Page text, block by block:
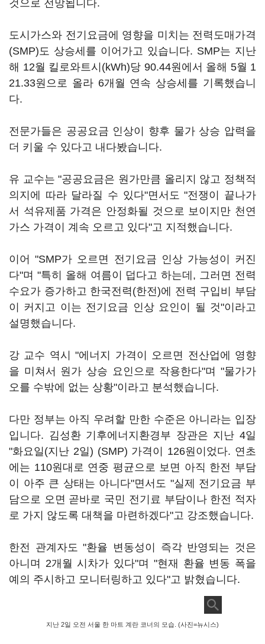
것으로 전망됩니다.
도시가스와 전기요금에 영향을 미치는 전력도매가격
(SMP)도 상승세를 이어가고 있습니다. SMP는 지난
해 12월 킬로와트시(kWh)당 90.44원에서 올해 5월 1
21.33원으로 올라 6개월 연속 상승세를 기록했습니
다.
전문가들은 공공요금 인상이 향후 물가 상승 압력을
더 키울 수 있다고 내다봤습니다.
유 교수는 "공공요금은 원가만큼 올리지 않고 정책적
의지에 따라 달라질 수 있다"면서도 "전쟁이 끝나가
서 석유제품 가격은 안정화될 것으로 보이지만 천연
가스 가격이 계속 오르고 있다"고 지적했습니다.
이어 "SMP가 오르면 전기요금 인상 가능성이 커진
다"며 "특히 올해 여름이 덥다고 하는데, 그러면 전력
수요가 증가하고 한국전력(한전)에 전력 구입비 부담
이 커지고 이는 전기요금 인상 요인이 될 것"이라고
설명했습니다.
강 교수 역시 "에너지 가격이 오르면 전산업에 영향
을 미쳐서 원가 상승 요인으로 작용한다"며 "물가가
오를 수밖에 없는 상황"이라고 분석했습니다.
다만 정부는 아직 우려할 만한 수준은 아니라는 입장
입니다. 김성환 기후에너지환경부 장관은 지난 4일
"화요일(지난 2일) (SMP) 가격이 126원이었다. 연초
에는 110원대로 연중 평균으로 보면 아직 한전 부담
이 아주 큰 상태는 아니다"면서도 "실제 전기요금 부
담으로 오면 곧바로 국민 전기료 부담이나 한전 적자
로 가지 않도록 대책을 마련하겠다"고 강조했습니다.
한전 관계자도 "환율 변동성이 즉각 반영되는 것은
아니며 2개월 시차가 있다"며 "현재 환율 변동 폭을
예의 주시하고 모니터링하고 있다"고 밝혔습니다.
지난 2일 오전 서울 한 마트 계란 코너의 모습. (사진=뉴시스)